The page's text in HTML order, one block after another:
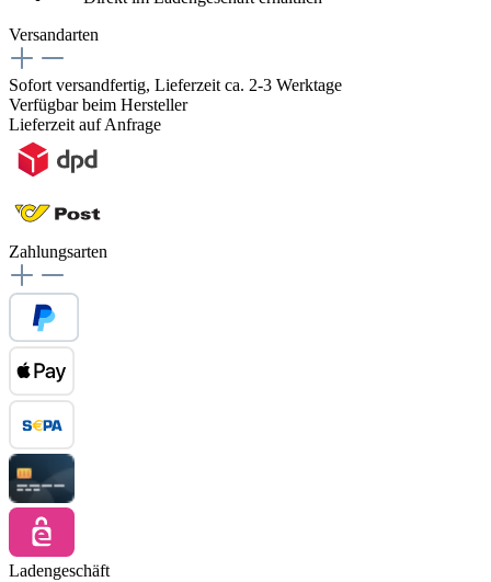
Versandarten
Sofort versandfertig, Lieferzeit ca. 2-3 Werktage
Verfügbar beim Hersteller
Lieferzeit auf Anfrage
Zahlungsarten
Ladengeschäft